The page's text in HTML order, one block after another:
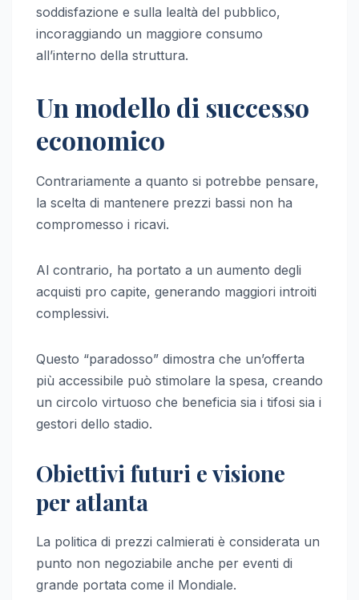
soddisfazione e sulla lealtà del pubblico,
incoraggiando un maggiore consumo
all’interno della struttura.
Un modello di successo
economico
Contrariamente a quanto si potrebbe pensare,
la scelta di mantenere prezzi bassi non ha
compromesso i ricavi.
Al contrario, ha portato a un aumento degli
acquisti pro capite, generando maggiori introiti
complessivi.
Questo “paradosso” dimostra che un’offerta
più accessibile può stimolare la spesa, creando
un circolo virtuoso che beneficia sia i tifosi sia i
gestori dello stadio.
Obiettivi futuri e visione
per atlanta
La politica di prezzi calmierati è considerata un
punto non negoziabile anche per eventi di
grande portata come il Mondiale.